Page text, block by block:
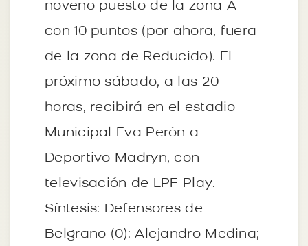
noveno puesto de la zona A
con 10 puntos (por ahora, fuera
de la zona de Reducido). El
próximo sábado, a las 20
horas, recibirá en el estadio
Municipal Eva Perón a
Deportivo Madryn, con
televisación de LPF Play.
Síntesis: Defensores de
Belgrano (0): Alejandro Medina;